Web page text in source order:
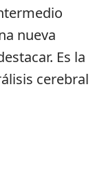
nueva
Es la
cerebral